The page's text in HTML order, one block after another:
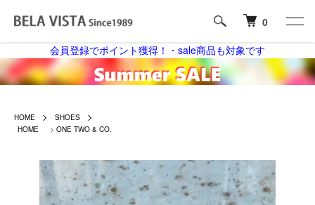
0
会員登録でポイント獲得！・sale商品も対象です
HOME
SHOES
HOME
> ONE TWO & CO.